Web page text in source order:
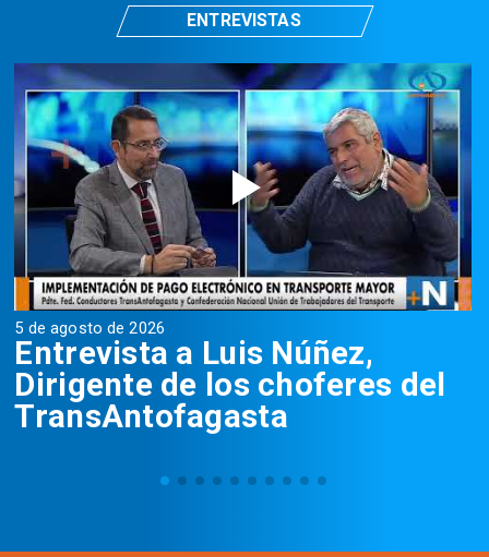
5 de agosto de 2026
Entrevista a Luis Núñez,
Dirigente de los choferes del
TransAntofagasta
ENTREVISTAS